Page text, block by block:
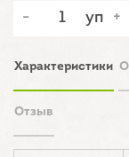
уп
Характеристики
Отзыв